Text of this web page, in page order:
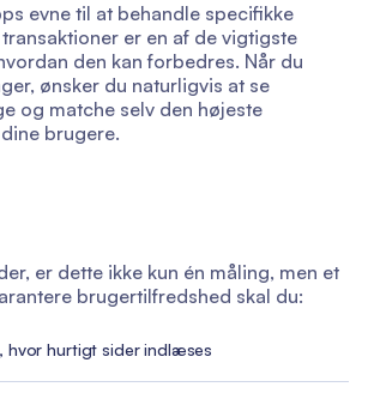
evne til at behandle specifikke
er en af de vigtigste
den kan forbedres. Når du
ønsker du naturligvis at se
og matche selv den højeste
brugere.
er dette ikke kun én måling, men et
brugertilfredshed skal du:
hvor hurtigt sider indlæses